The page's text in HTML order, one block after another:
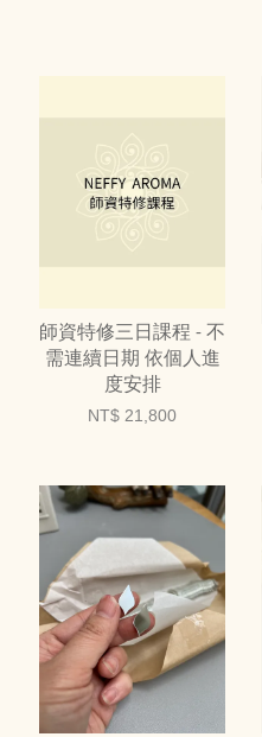
師資特修三日課程 - 不
需連續日期 依個人進
度安排
NT$ 21,800